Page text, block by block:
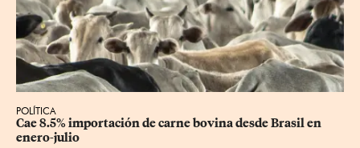
POLÍTICA
Cae 8.5% importación de carne bovina desde Brasil en
enero-julio